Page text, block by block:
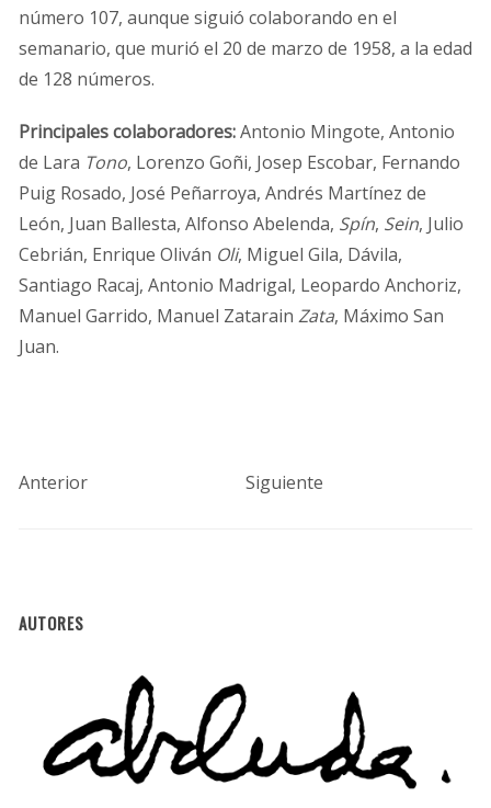
número 107, aunque siguió colaborando en el
semanario, que murió el 20 de marzo de 1958, a la edad
de 128 números.
Principalescolaboradores:Antonio Mingote, Antonio
de Lara Tono, Lorenzo Goñi, Josep Escobar, Fernando
Puig Rosado, José Peñarroya, Andrés Martínez de
León, Juan Ballesta, Alfonso Abelenda, Spín, Sein, Julio
Cebrián, Enrique Oliván Oli, Miguel Gila, Dávila,
Santiago Racaj, Antonio Madrigal, Leopardo Anchoriz,
Manuel Garrido, Manuel Zatarain Zata, Máximo San
Juan.
Anterior Siguiente
AUTORES